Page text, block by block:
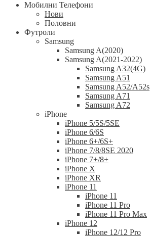
Мобилни Телефони
Нови
Половни
Футроли
Samsung
Samsung A(2020)
Samsung A(2021-2022)
Samsung A32(4G)
Samsung A51
Samsung A52/A52s
Samsung A71
Samsung A72
iPhone
iPhone 5/5S/5SE
iPhone 6/6S
iPhone 6+/6S+
iPhone 7/8/8SE 2020
iPhone 7+/8+
iPhone X
iPhone XR
iPhone 11
iPhone 11
iPhone 11 Pro
iPhone 11 Pro Max
iPhone 12
iPhone 12/12 Pro